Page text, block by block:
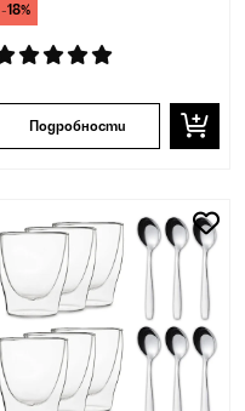
-18%
Подробности